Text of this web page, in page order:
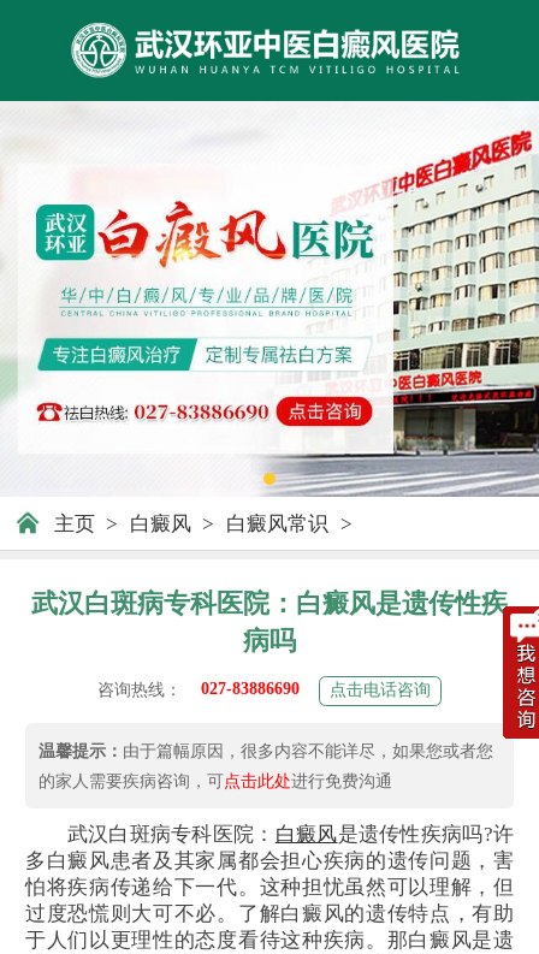
主页 > 白癜风 > 白癜风常识 >
武汉白斑病专科医院：白癜风是遗传性疾
病吗
咨询热线： 027-83886690 点击电话咨询
温馨提示： 由于篇幅原因，很多内容不能详尽，如果您或者您
的家人需要疾病咨询，可点击此处进行免费沟通
武汉白斑病专科医院： 白癜风是遗传性疾病吗?许
多白癜风患者及其家属都会担心疾病的遗传问题，害
怕将疾病传递给下一代。这种担忧虽然可以理解，但
过度恐慌则大可不必。了解白癜风的遗传特点，有助
于人们以更理性的态度看待这种疾病。那白癜风是遗